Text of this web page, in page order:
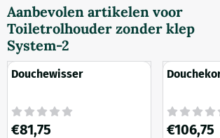
Aanbevolen artikelen voor
Toiletrolhouder zonder klep
System-2
Douchewisser
Prijs: 81,75
€81,75 Prijs: 106,75
€106,75